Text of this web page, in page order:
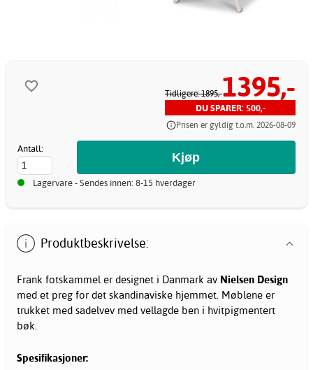
Tidligere: 1895,-1395,-
DU SPARER: 500,-
Prisen er gyldig t.o.m. 2026-08-09
Antall:
Lagervare - Sendes innen: 8-15 hverdager
Produktbeskrivelse:
Frank fotskammel er designet i Danmark av Nielsen Design
med et preg for det skandinaviske hjemmet. Møblene er
trukket med sadelvev med vellagde ben i hvitpigmentert
bøk.
Spesifikasjoner: